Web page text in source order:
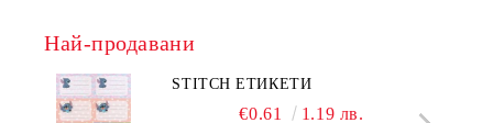
Най-продавани
STITCH ЕТИКЕТИ
€0.61 1.19 лв.